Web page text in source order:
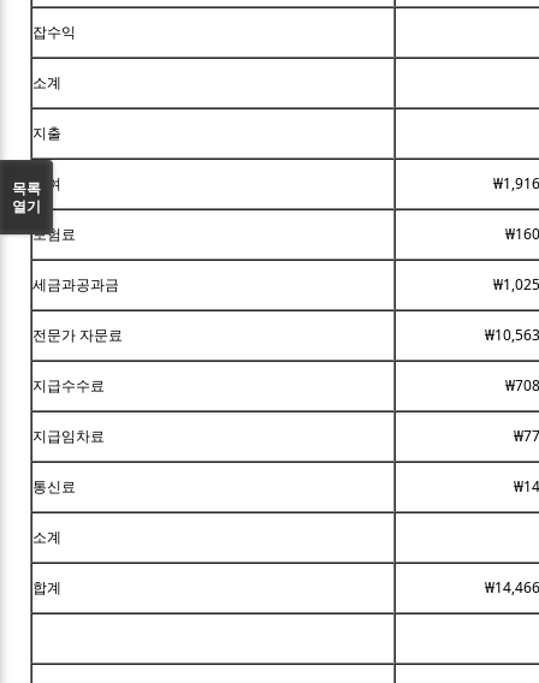
잡수익
소계
지출
급여
보험료
세금과공과금
전문가 자문료
지급수수료
지급임차료
통신료
소계
합계
목록
열기